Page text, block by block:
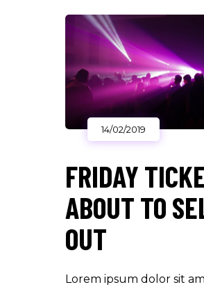
14/02/2019
FRIDAY
ABOUT TO
OUT
Lorem ipsum dolor sit